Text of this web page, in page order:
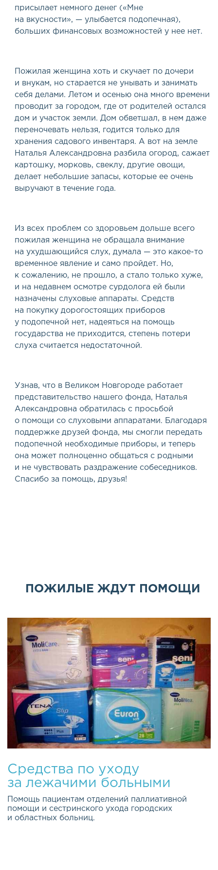
присылает немного денег («Мне
на вкусности», — улыбается подопечная),
больших финансовых возможностей у нее нет.
Пожилая женщина хоть и скучает по дочери
и внукам, но старается не унывать и занимать
себя делами. Летом и осенью она много времени
проводит за городом, где от родителей остался
дом и участок земли. Дом обветшал, в нем даже
переночевать нельзя, годится только для
хранения садового инвентаря. А вот на земле
Наталья Александровна разбила огород, сажает
картошку, морковь, свеклу, другие овощи,
делает небольшие запасы, которые ее очень
выручают в течение года.
Из всех проблем со здоровьем дольше всего
пожилая женщина не обращала внимание
на ухудшающийся слух, думала — это какое-то
временное явление и само пройдет. Но,
к сожалению, не прошло, а стало только хуже,
и на недавнем осмотре сурдолога ей были
назначены слуховые аппараты. Средств
на покупку дорогостоящих приборов
у подопечной нет, надеяться на помощь
государства не приходится, степень потери
слуха считается недостаточной.
Узнав, что в Великом Новгороде работает
представительство нашего фонда, Наталья
Александровна обратилась с просьбой
о помощи со слуховыми аппаратами. Благодаря
поддержке друзей фонда, мы смогли передать
подопечной необходимые приборы, и теперь
она может полноценно общаться с родными
и не чувствовать раздражение собеседников.
Спасибо за помощь, друзья!
ПОЖИЛЫЕ ЖДУТ ПОМОЩИ
Средства по уходу
за лежачими больными
Помощь пациентам отделений паллиативной
помощи и сестринского ухода городских
и областных больниц.